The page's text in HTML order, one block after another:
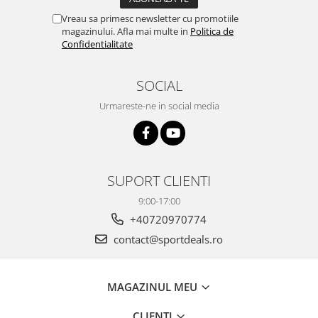
Vreau sa primesc newsletter cu promotiile
magazinului. Afla mai multe in Politica de
Confidentialitate
SOCIAL
Urmareste-ne in social media
SUPORT CLIENTI
9:00-17:00
+40720970774
contact@sportdeals.ro
MAGAZINUL MEU